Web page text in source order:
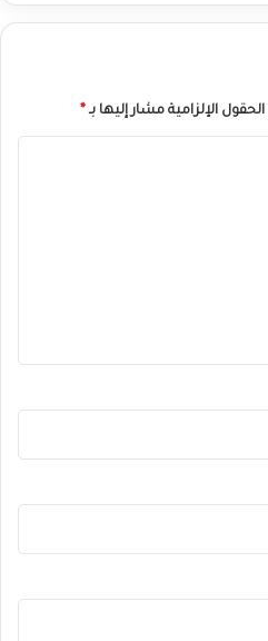
الحقول الإلزامية مشار إليها بـ *